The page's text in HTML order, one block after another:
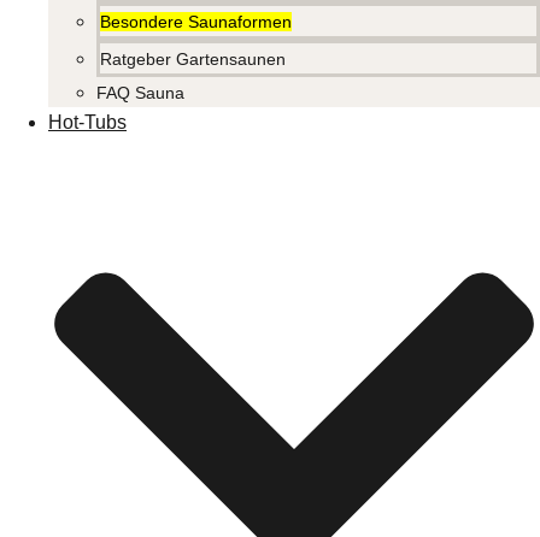
Besondere Saunaformen
Ratgeber Gartensaunen
FAQ Sauna
Hot-Tubs